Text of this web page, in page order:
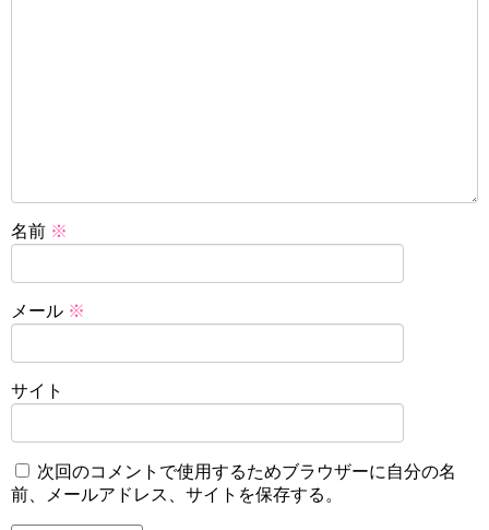
名前 ※
メール ※
サイト
次回のコメントで使用するためブラウザーに自分の名
前、メールアドレス、サイトを保存する。